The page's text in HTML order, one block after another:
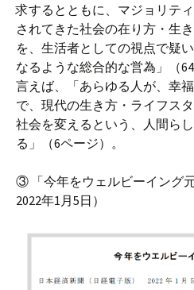
求するとともに、マジョリテ
されてきた社会の在り方・生
を、生活者としての視点で疑
なるような総合的な営為」（
言えば、「あらゆる人が、幸
で、現代の生き方・ライフス
社会を変えるという、人間ら
る」（6ページ）。
③ 「今年をウェルビーイング
2022年1月5日）